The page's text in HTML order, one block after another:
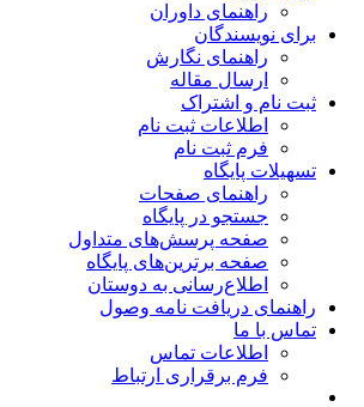
راهنمای داوران
برای نویسندگان
راهنمای نگارش
ارسال مقاله
ثبت نام و اشتراک
اطلاعات ثبت نام
فرم ثبت نام
تسهیلات پایگاه
راهنمای صفحات
جستجو در پایگاه
صفحه پرسش‌های متداول
صفحه برترین‌های پایگاه
اطلاع‌رسانی به دوستان
راهنمای دریافت نامه وصول
تماس با ما
اطلاعات تماس
فرم برقراری ارتباط